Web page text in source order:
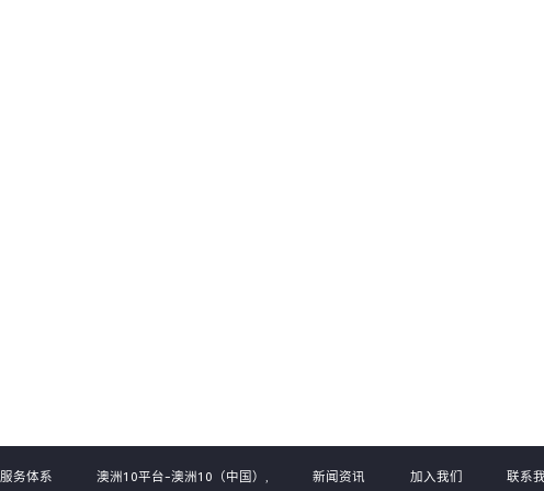
服务体系 澳洲10平台-澳洲10（中国）, 新闻资讯 加入我们 联系